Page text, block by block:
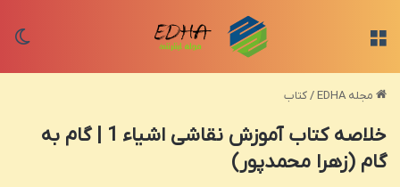
مجله EDHA /کتاب
خلاصه کتاب آموزش نقاشی اشیاء 1 | گام به
گام (زهرا محمدپور)